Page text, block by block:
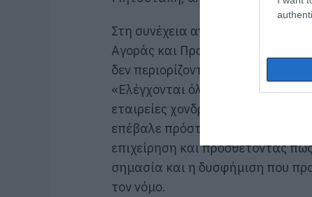
Στη συνέχεια αναφέρθηκε στους
Αγοράς και Προστασίας του
δεν περιορίζονται στο ράφι,
«Ελέγχονται όλα και όλοι. Η
εταιρείες χονδρεμπορίου»,
επέβαλε πρόστιμο ύψους 3
επιχείρηση και προσθέτοντας
σημασία και η δυσφήμιση που
τον νόμο.